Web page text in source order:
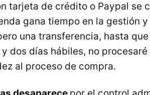
tarjeta de crédito o Paypal se
gana tiempo en la gestión y
una transferencia, hasta
dos días hábiles, no
al proceso de compra.